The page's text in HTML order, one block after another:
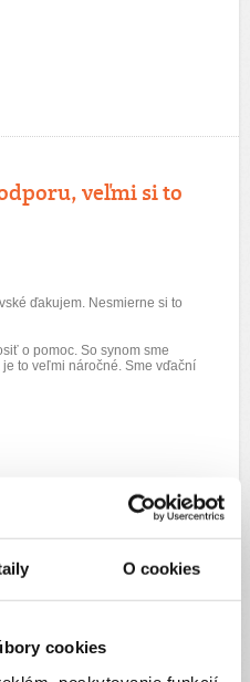
O cookies
cookies
veľmi si to
ďakujem. Nesmierne si to
o pomoc. So synom sme
to veľmi náročné. Sme vďační
veľmi si to